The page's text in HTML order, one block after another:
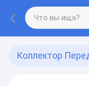
Коллектор